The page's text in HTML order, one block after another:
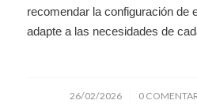
recomendar la configuración de
adapte a las necesidades de
26/02/2026
/ 0 /